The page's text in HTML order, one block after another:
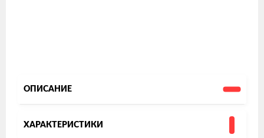
ОПИСАНИЕ
ХАРАКТЕРИСТИКИ